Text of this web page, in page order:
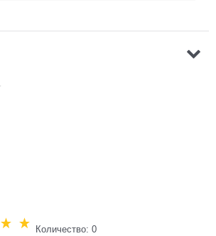
Количество: 0